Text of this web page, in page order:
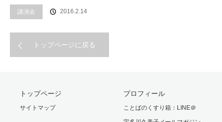
講演会 2016.2.14
トップページに戻る
トップページ
サイトマップ
プロフィール
ことばのくすり箱：LINE＠